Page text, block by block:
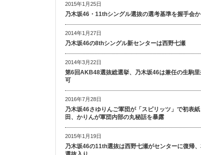
2015年1月25日
乃木坂46・11thシングル選抜の選考基準を握手会
2014年1月27日
乃木坂46の8thシングル新センターは西野七瀬
2014年3月22日
第6回AKB48選抜総選挙、乃木坂46は兼任の生駒
可
2016年7月28日
乃木坂46さゆりんご軍団が「スピリッツ」で初表
田、かりんが軍団内部の丸秘話を暴露
2015年1月19日
乃木坂46の11th選抜は西野七瀬がセンターに復帰